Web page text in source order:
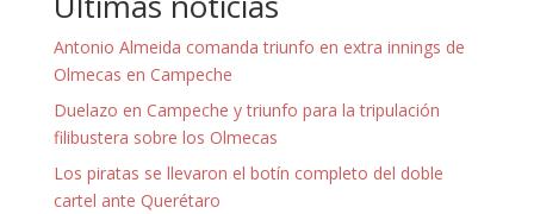
Antonio Almeida comanda triunfo en extra innings de
Olmecas en Campeche
Duelazo en Campeche y triunfo para la tripulación
filibustera sobre los Olmecas
Los piratas se llevaron el botín completo del doble
cartel ante Querétaro